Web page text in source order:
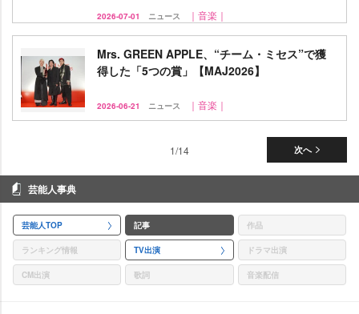
2026-07-01 ニュース ｜音楽｜
Mrs. GREEN APPLE、“チーム・ミセス”で獲
得した「5つの賞」【MAJ2026】
2026-06-21 ニュース ｜音楽｜
次へ
1/14
芸能人事典
芸能人TOP 記事 作品
ランキング情報 TV出演 ドラマ出演
CM出演 歌詞 音楽配信